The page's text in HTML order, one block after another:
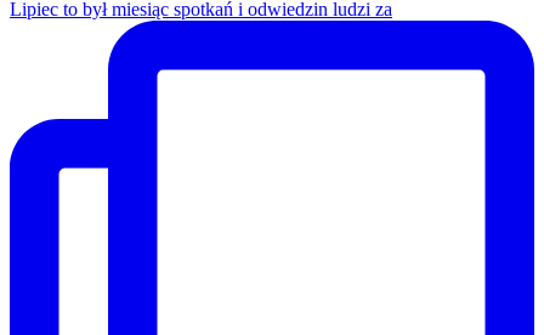
Lipiec to był miesiąc spotkań i odwiedzin ludzi za